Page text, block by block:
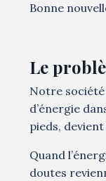
Bonne
Le
Notre société
d’énergie
pieds,
Quand
doutes